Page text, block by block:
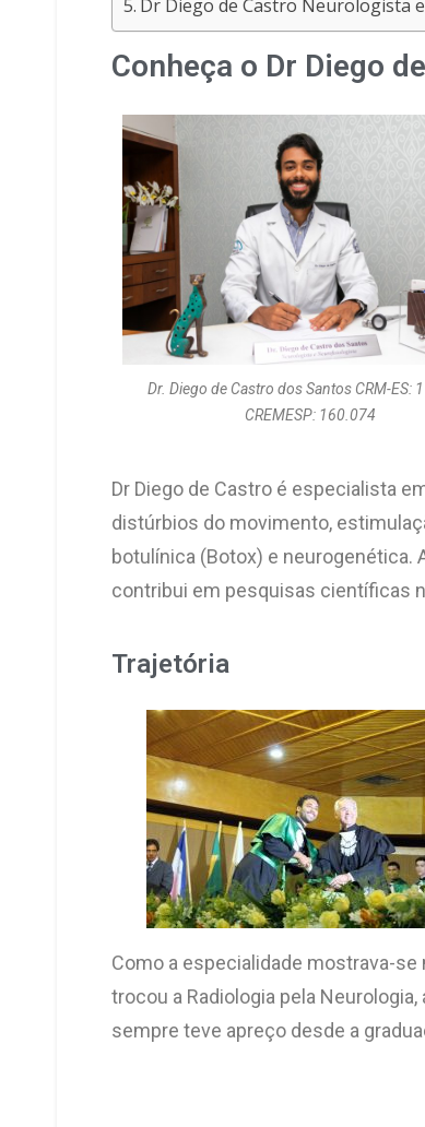
Dr Diego de Castro Neurologista
Conheça o Dr Diego
Dr. Diego de Castro dos Santos CRM-ES:
CREMESP: 160.074
Dr Diego de Castro é especialista
distúrbios do movimento,
botulínica (Botox) e neurogenética.
contribui em pesquisas científicas
Trajetória
Como a especialidade mostrava-
trocou a Radiologia pela
sempre teve apreço desde a